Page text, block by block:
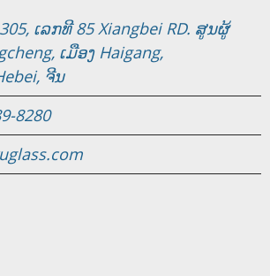
ເລກທີ 85 Xiangbei RD. ສູນຜູ້
ເມືອງ Haigang,
ຈີນ
8280